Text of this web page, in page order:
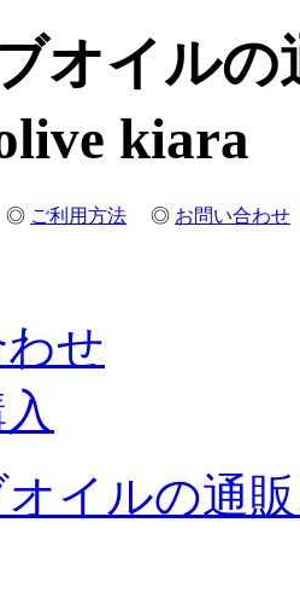
オイル
kiara
ご利用方法 ◎ お問い合わせ
せ
イルの通